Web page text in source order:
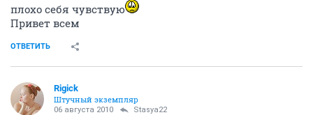
плохо себя чувствую
Привет всем
ОТВЕТИТЬ
Rigick
Штучный экземпляр
06 августа 2010 Stasya22